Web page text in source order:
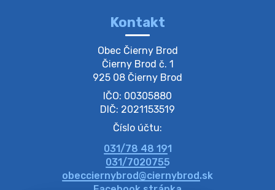
Zber separovaného odpadu plastu-
Szeparált műanya…
Oznamujeme obyvateľom, že v stredu 05. augusta
prebehne zber separovaného odpadu plastu. Prosíme
obyvateľov, aby vrecia s odpadom vyložili pred dom už
večer vopred, nakoľko firma F…
4. augusta 2026 09:51
Oznámenie o plánovanom prerušení dodávky
elektri…
Oznamujeme Vám, že v určitých dňoch bude v
Kontakt
Obec Čierny Brod
Čierny Brod č. 1
925 08 Čierny Brod
IČO: 00305880
DIČ: 2021153519
Číslo účtu:
031/78 48 191
031/7020755
obecciernybrod@ciernybrod.sk